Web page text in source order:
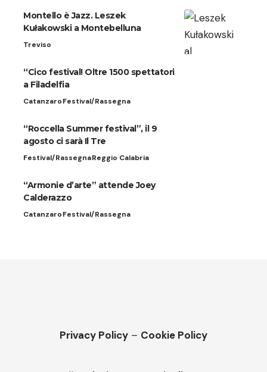
Montello è Jazz. Leszek
Kułakowski a Montebelluna
Treviso
“Cico festival! Oltre 1500 spettatori
a Filadelfia
CatanzaroFestival/Rassegna
“Roccella Summer festival”, il 9
agosto ci sarà Il Tre
Festival/RassegnaReggio Calabria
“Armonie d’arte” attende Joey
Calderazzo
CatanzaroFestival/Rassegna
Privacy Policy – Cookie Policy